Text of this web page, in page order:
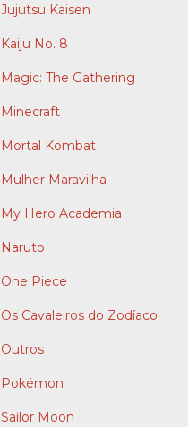
Jujutsu Kaisen
Kaiju No. 8
Magic: The Gathering
Minecraft
Mortal Kombat
Mulher Maravilha
My Hero Academia
Naruto
One Piece
Os Cavaleiros do Zodíaco
Outros
Pokémon
Sailor Moon